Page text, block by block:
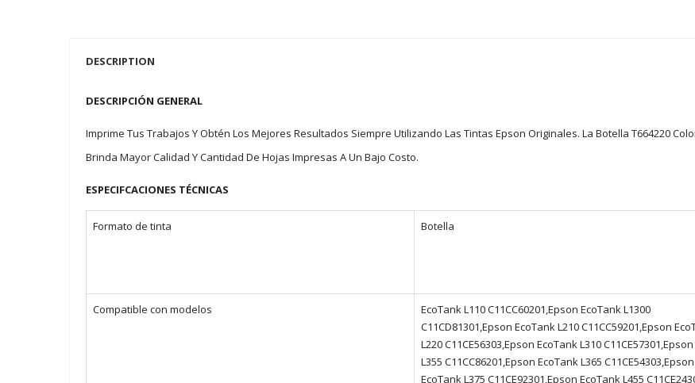
DESCRIPTION
DESCRIPCIÓN GENERAL
Imprime Tus Trabajos Y Obtén Los Mejores Resultados Siempre Utilizando Las Tintas Epson Originales. La Botella T664220
Brinda Mayor Calidad Y Cantidad De Hojas Impresas A Un Bajo Costo.
ESPECIFCACIONES TÉCNICAS
Formato de tinta Botella
Compatible con modelos
EcoTank L110 C11CC60201,Epson EcoTank L1300
C11CD81301,Epson EcoTank L210 C11CC59201,Epson
L220 C11CE56303,Epson EcoTank L310
L355 C11CC86201,Epson EcoTank L365 C11CE54303,Epson
EcoTank L375 C11CE92301,Epson EcoTank L455